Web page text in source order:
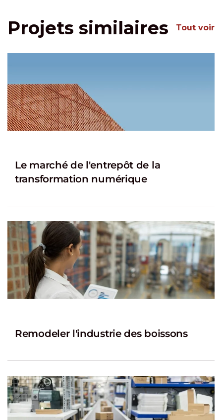
Projets similaires Tout voir
Le marché de l'entrepôt de la
transformation numérique
Remodeler l'industrie des boissons